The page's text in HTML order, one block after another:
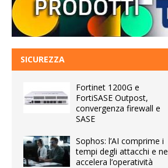
SICUREZZA
Fortinet 1200G e
FortiSASE Outpost,
convergenza firewall e
SASE
Sophos: l’AI comprime i
tempi degli attacchi e ne
accelera l’operatività